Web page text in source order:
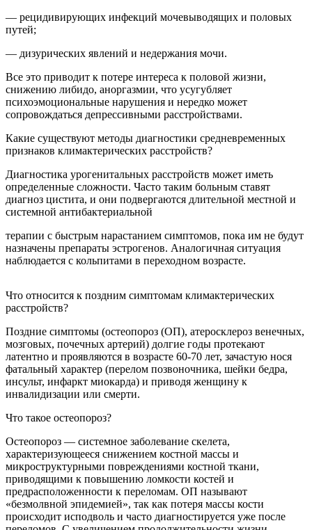
— рецидивирующих инфекций мочевыводящих и половых
путей;
— дизурических явлений и недержания мочи.
Все это приводит к потере интереса к половой жизни,
снижению либидо, аноргазмии, что усугубляет
психоэмоциональные нарушения и нередко может
сопровождаться депрессивными расстройствами.
Какие существуют методы диагностики средневременных
признаков климактерических расстройств?
Диагностика урогенитальных расстройств может иметь
определенные сложности. Часто таким больным ставят
диагноз цистита, и они подвергаются длительной местной и
системной антибактериальной
терапии с быстрым нарастанием симптомов, пока им не будут
назначены препараты эстрогенов. Аналогичная ситуация
наблюдается с кольпитами в переходном возрасте.
Что относится к поздним симптомам климактерических
расстройств?
Поздние симптомы (остеопороз (ОП), атеросклероз венечных,
мозговых, почечных артерий) долгие годы протекают
латентно и проявляются в возрасте 60-70 лет, зачастую нося
фатальный характер (перелом позвоночника, шейки бедра,
инсульт, инфаркт миокарда) и приводя женщину к
инвалидизации или смерти.
Что такое остеопороз?
Остеопороз — системное заболевание скелета,
характеризующееся снижением костной массы и
микроструктурными повреждениями костной ткани,
приводящими к повышению ломкости костей и
предрасположенности к переломам. ОП называют
«безмолвной эпидемией», так как потеря массы кости
происходит исподволь и часто диагностируется уже после